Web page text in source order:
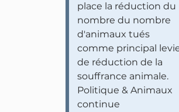
place la réduction du
nombre du nombre
d'animaux tués
comme principal
de réduction de la
souffrance animale.
Politique & Animaux
continue